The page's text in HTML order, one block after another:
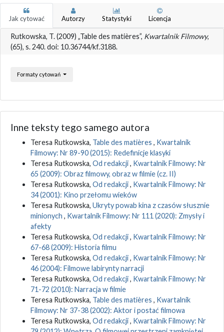
Jak cytować Autorzy Statystyki Licencja
Rutkowska, T. (2009) „Table des matières”, Kwartalnik Filmowy,
(65), s. 240. doi: 10.36744/kf.3188.
Formaty cytowań
Inne teksty tego samego autora
Teresa Rutkowska, Table des matières , Kwartalnik
Filmowy: Nr 89-90 (2015): Redefinicje klasyki
Teresa Rutkowska, Od redakcji, Kwartalnik Filmowy: Nr
65 (2009): Obraz filmowy, obraz w filmie (cz. II)
Teresa Rutkowska, Od redakcji, Kwartalnik Filmowy: Nr
34 (2001): Kino przełomu wieków
Teresa Rutkowska, Ukryty powab kina z czasów słusznie
minionych , Kwartalnik Filmowy: Nr 111 (2020): Zmysły i
afekty
Teresa Rutkowska, Od redakcji, Kwartalnik Filmowy: Nr
67-68 (2009): Historia filmu
Teresa Rutkowska, Od redakcji, Kwartalnik Filmowy: Nr
46 (2004): Filmowe labirynty narracji
Teresa Rutkowska, Od redakcji, Kwartalnik Filmowy: Nr
71-72 (2010): Narracja w filmie
Teresa Rutkowska, Table des matières , Kwartalnik
Filmowy: Nr 37-38 (2002): Aktor i postać filmowa
Teresa Rutkowska, Od redakcji, Kwartalnik Filmowy: Nr